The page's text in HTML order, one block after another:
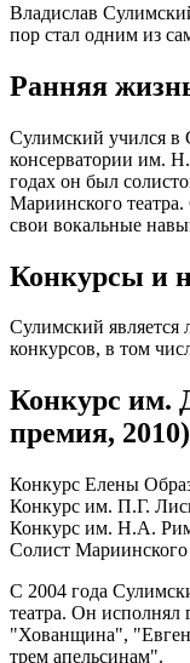
Владислав
пор стал одним из
Ранняя
Сулимский учился в
консерватории им.
годах он был
Мариинского театра.
свои вокальные
Конкурсы и
Сулимский является
конкурсов, в том
Конкурс им.
премия, 2010)
Конкурс Елены
Конкурс им. П.Г.
Конкурс им. Н.А.
Солист Мариинского
С 2004 года
театра. Он исполнял
"Хованщина",
трем апельсинам".